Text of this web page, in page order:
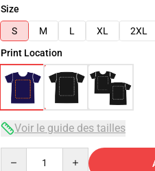
Size
S
M L XL 2XL
Print Location
Voir le guide des tailles